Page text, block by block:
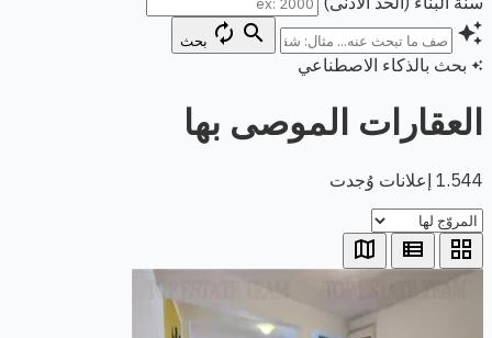
auto_awesome
search
autorenew بحث
auto_awesome بحث بالذكاء الاصطناعي
العقارات الموصى بها
1.544 إعلانات وُجدت
grid_view
view_list
map